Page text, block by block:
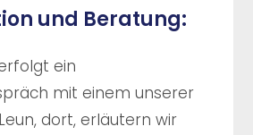
und Beratung:
ein
mit einem unserer
dort, erläutern wir